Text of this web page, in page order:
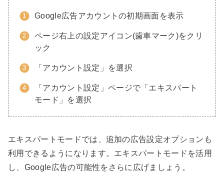
Google広告アカウントの初期画面を表示
ページ右上の設定アイコン(歯車マーク)をクリ
ック
「アカウント設定」を選択
「アカウント設定」ページで「エキスパート
モード」を選択
エキスパートモードでは、追加の広告設定オプションも
利用できるようになります。エキスパートモードを活用
し、Google広告の可能性をさらに広げましょう。